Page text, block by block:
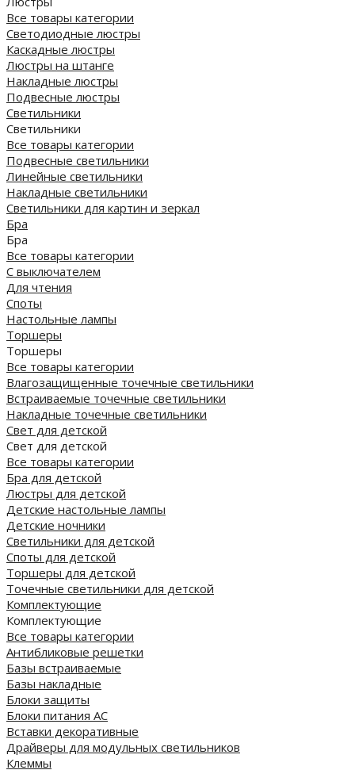
Все товары категории
Светодиодные люстры
Каскадные люстры
Люстры на штанге
Накладные люстры
Подвесные люстры
Светильники
Светильники
Все товары категории
Подвесные светильники
Линейные светильники
Накладные светильники
Светильники для картин и зеркал
Бра
Бра
Все товары категории
С выключателем
Для чтения
Споты
Настольные лампы
Торшеры
Торшеры
Все товары категории
Влагозащищенные точечные светильники
Встраиваемые точечные светильники
Накладные точечные светильники
Свет для детской
Свет для детской
Все товары категории
Бра для детской
Люстры для детской
Детские настольные лампы
Детские ночники
Светильники для детской
Споты для детской
Торшеры для детской
Точечные светильники для детской
Комплектующие
Комплектующие
Все товары категории
Антибликовые решетки
Базы встраиваемые
Базы накладные
Блоки защиты
Блоки питания AC
Вставки декоративные
Драйверы для модульных светильников
Клеммы